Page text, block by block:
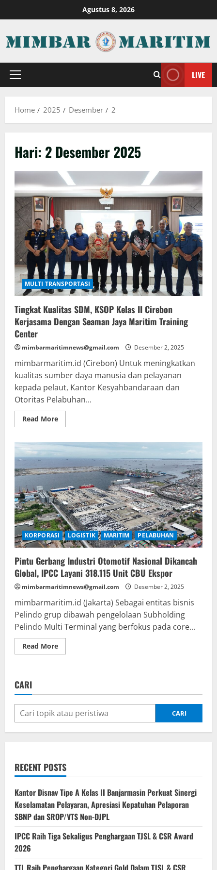
to
Agustus 8, 2026
Primary
LIVE
Home 2025 Desember 2
Hari: 2 Desember 2025
MULTI TRANSPORTASI
Tingkat Kualitas SDM, KSOP Kelas II Cirebon
Kerjasama Dengan Seaman Jaya Maritim Training
Center
mimbarmaritimnews@gmail.com Desember 2, 2025
mimbarmaritim.id (Cirebon) Untuk meningkatkan
kualitas sumber daya manusia dan pelayanan
kepada pelaut, Kantor Kesyahbandaraan dan
Otoritas Pelabuhan...
Read MoreRead
more
Kualitas
SDM,
KSOP
Kelas
II
Kerjasama
Dengan
Seaman
Jaya
Maritim
Training
Center
KORPORASI LOGISTIK MARITIM PELABUHAN
Pintu Gerbang Industri Otomotif Nasional Dikancah
Global, IPCC Layani 318.115 Unit CBU Ekspor
mimbarmaritimnews@gmail.com Desember 2, 2025
mimbarmaritim.id (Jakarta) Sebagai entitas bisnis
Pelindo grup dibawah pengelolaan Subholding
Pelindo Multi Terminal yang berfokus pada core...
Read MoreRead
more
Nasional
Global,
IPCC
Layani
Unit
CARI
CARI
RECENT POSTS
Kantor Disnav Tipe A Kelas II Banjarmasin Perkuat Sinergi
Keselamatan Pelayaran, Apresiasi Kepatuhan Pelaporan
SBNP dan SROP/VTS Non-DJPL
IPCC Raih Tiga Sekaligus Penghargaan TJSL & CSR Award
2026